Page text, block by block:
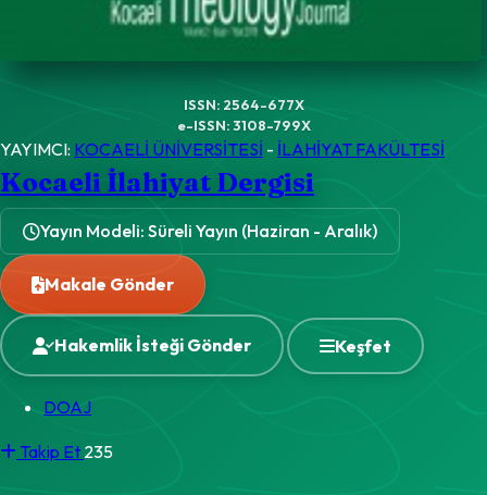
ISSN: 2564-677X
e-ISSN: 3108-799X
YAYIMCI: KOCAELİ ÜNİVERSİTESİ - İLAHİYAT FAKÜLTESİ
Kocaeli İlahiyat Dergisi
Yayın Modeli: Süreli Yayın (Haziran - Aralık)
Makale Gönder
Hakemlik İsteği Gönder Keşfet
DOAJ
Takip Et 235